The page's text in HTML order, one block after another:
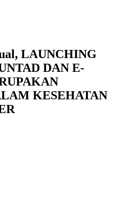
LAUNCHING
DAN E-
KESEHATAN